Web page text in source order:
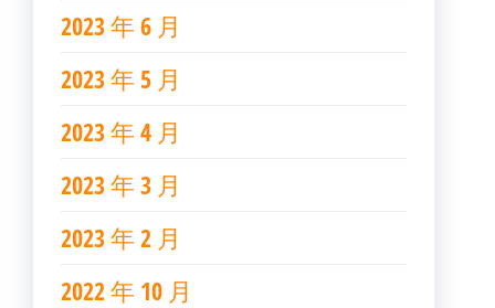
2023 年 6 月
2023 年 5 月
2023 年 4 月
2023 年 3 月
2023 年 2 月
2022 年 10 月